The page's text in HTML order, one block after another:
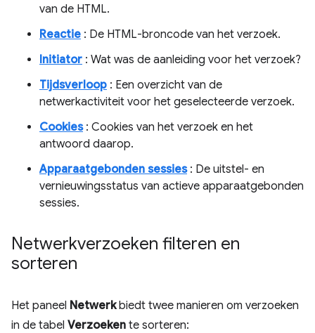
van de HTML.
Reactie : De HTML-broncode van het verzoek.
Initiator : Wat was de aanleiding voor het verzoek?
Tijdsverloop : Een overzicht van de
netwerkactiviteit voor het geselecteerde verzoek.
Cookies: Cookies van het verzoek en het
antwoord daarop.
Apparaatgebonden sessies: De uitstel- en
vernieuwingsstatus van actieve apparaatgebonden
sessies.
Netwerkverzoeken filteren en
sorteren
Het paneel Netwerkbiedt twee manieren om verzoeken
in de tabel Verzoeken te sorteren: